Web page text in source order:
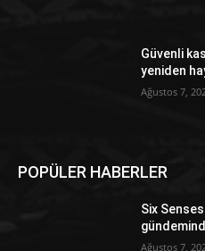
Güvenli
yeniden
Ağustos 7,
POPÜLER HABERLER
Six
Ağustos 7,